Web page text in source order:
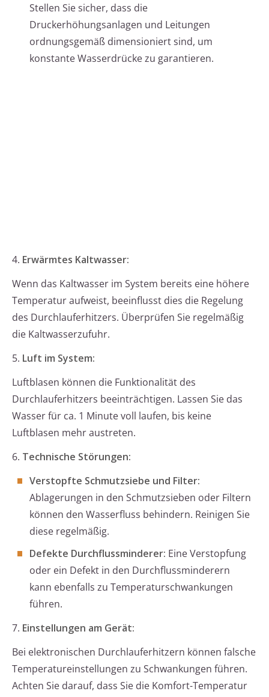
Stellen Sie sicher, dass die
Druckerhöhungsanlagen und Leitungen
ordnungsgemäß dimensioniert sind, um
konstante Wasserdrücke zu garantieren.
4. Erwärmtes Kaltwasser:
Wenn das Kaltwasser im System bereits eine höhere
Temperatur aufweist, beeinflusst dies die Regelung
des Durchlauferhitzers. Überprüfen Sie regelmäßig
die Kaltwasserzufuhr.
5. Luft im System:
Luftblasen können die Funktionalität des
Durchlauferhitzers beeinträchtigen. Lassen Sie das
Wasser für ca. 1 Minute voll laufen, bis keine
Luftblasen mehr austreten.
6. Technische Störungen:
Verstopfte Schmutzsiebe und Filter:
Ablagerungen in den Schmutzsieben oder Filtern
können den Wasserfluss behindern. Reinigen Sie
diese regelmäßig.
Defekte Durchflussminderer: Eine Verstopfung
oder ein Defekt in den Durchflussminderern
kann ebenfalls zu Temperaturschwankungen
führen.
7. Einstellungen am Gerät:
Bei elektronischen Durchlauferhitzern können falsche
Temperatureinstellungen zu Schwankungen führen.
Achten Sie darauf, dass Sie die Komfort-Temperatur